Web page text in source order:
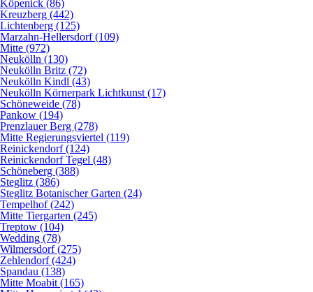
Köpenick (86)
Kreuzberg (442)
Lichtenberg (125)
Marzahn-Hellersdorf (109)
Mitte (972)
Neukölln (130)
Neukölln Britz (72)
Neukölln Kindl (43)
Neukölln Körnerpark Lichtkunst (17)
Schöneweide (78)
Pankow (194)
Prenzlauer Berg (278)
Mitte Regierungsviertel (119)
Reinickendorf (124)
Reinickendorf Tegel (48)
Schöneberg (388)
Steglitz (386)
Steglitz Botanischer Garten (24)
Tempelhof (242)
Mitte Tiergarten (245)
Treptow (104)
Wedding (78)
Wilmersdorf (275)
Zehlendorf (424)
Spandau (138)
Mitte Moabit (165)